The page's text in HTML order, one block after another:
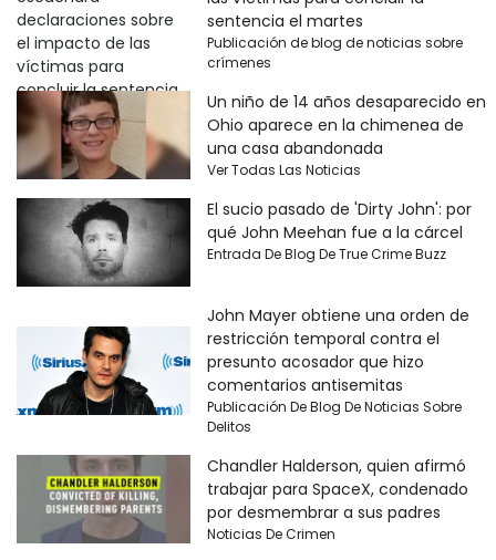
sentencia el martes
Publicación de blog de noticias sobre
crímenes
Un niño de 14 años desaparecido en
Ohio aparece en la chimenea de
una casa abandonada
Ver Todas Las Noticias
El sucio pasado de 'Dirty John': por
qué John Meehan fue a la cárcel
Entrada De Blog De True Crime Buzz
John Mayer obtiene una orden de
restricción temporal contra el
presunto acosador que hizo
comentarios antisemitas
Publicación De Blog De Noticias Sobre
Delitos
Chandler Halderson, quien afirmó
trabajar para SpaceX, condenado
por desmembrar a sus padres
Noticias De Crimen